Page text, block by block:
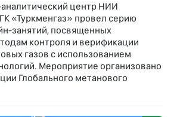
центр НИИ
«Туркменгаз» провел серию
занятий, посвященных
контроля и верификации
газов с использованием
Мероприятие организовано
Глобального метанового